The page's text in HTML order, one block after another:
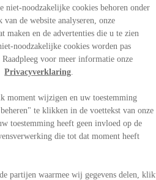
niet-noodzakelijke cookies behoren onder
de website analyseren, onze
maken en de advertenties die u te zien
noodzakelijke cookies worden pas
Raadpleeg voor meer informatie onze
Privacyverklaring
moment wijzigen en uw toestemming
te klikken in de voettekst van onze
toestemming heeft geen invloed op de
die tot dat moment heeft
partijen waarmee wij gegevens delen,